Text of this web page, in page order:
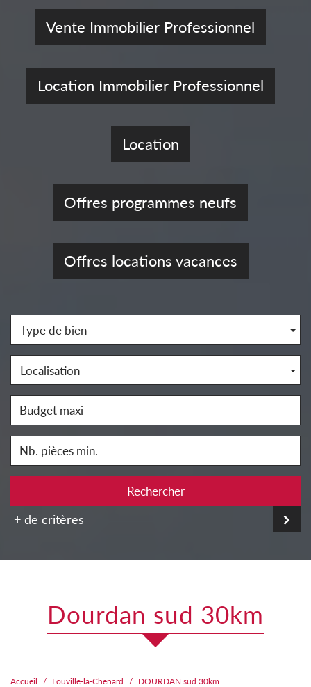
Vente Immobilier Professionnel
Location Immobilier Professionnel
Location
Offres programmes neufs
Offres locations vacances
Type de bien
Localisation
Rechercher
+ de critères
dourdan sud 30km
Accueil Louville-la-Chenard DOURDAN sud 30km